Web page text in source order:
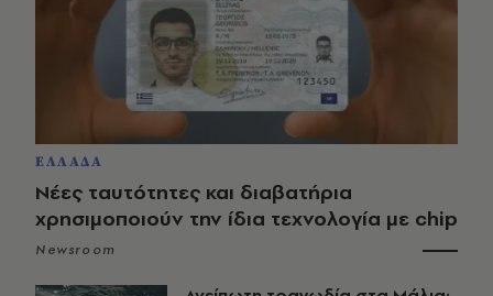
ΕΛΛΑΔΑ
Νέες ταυτότητες και διαβατήρια
χρησιμοποιούν την ίδια τεχνολογία με chip
Newsroom